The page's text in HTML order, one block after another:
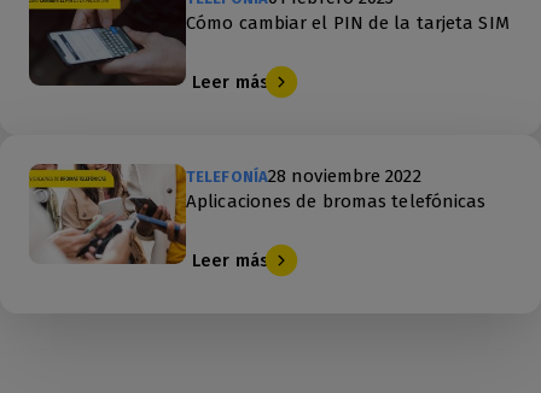
Cómo cambiar el PIN de la tarjeta SIM
Leer más
TELEFONÍA28 noviembre 2022
Aplicaciones de bromas telefónicas
Leer más